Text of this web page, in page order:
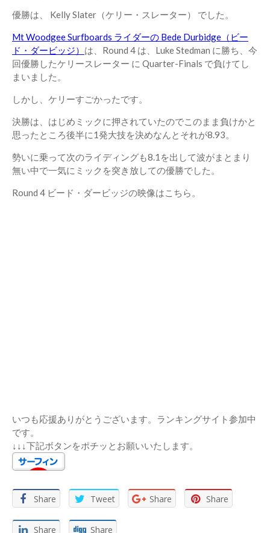
優勝は、 Kelly Slater（ケリー・スレーター） でした。
Mt Woodgee Surfboards ライダーの Bede Durbidge（ビー
ド・ダービッジ） は、Round 4 は、Luke Stedman に勝ち、今
回優勝したケリースレーター に Quarter-Finals で負けてし
まいました。
しかし、ケリーすごかったです。
決勝は、はじめミックに押されていたのでこのまま負けかと
思ったところ後半に1発大技を決めなんとそれが8.93。
勢いに乗って次のライディングも8.1を出して波がまとまり
無い中で一気にミックを突き放しての優勝でした。
Round 4 ビード・ダービッジの映像はこちら。
いつも応援ありがとうございます。ランキングサイト参加中
です。
↓↓↓下記ボタンをポチッとお願いいたします。
Share Tweet Share Share
Share Share